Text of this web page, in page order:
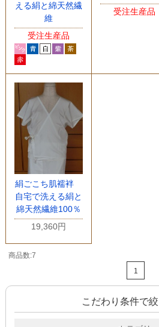
える絹と綿天然繊
維
受注生産品
受注生産品
絹ごこち肌襦袢
自宅で洗える絹と
綿天然繊維100％
19,360円
商品数:7
1
こだわり条件で